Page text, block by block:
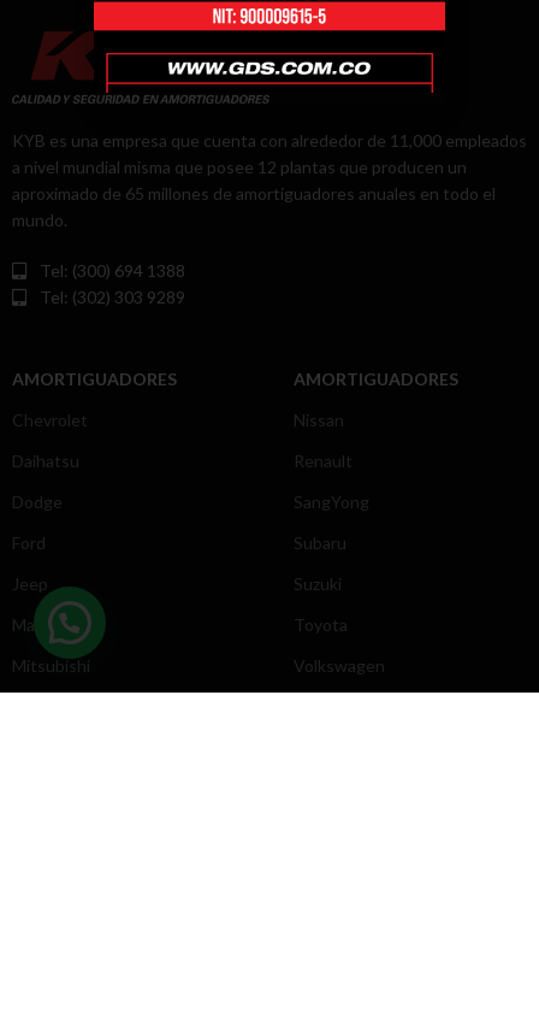
KYB es una empresa que cuenta con alrededor de 11,000 empleados
a nivel mundial misma que posee 12 plantas que producen un
aproximado de 65 millones de amortiguadores anuales en todo el
mundo.
Tel: (300) 694 1388
Tel: (302) 303 9289
AMORTIGUADORES
Chevrolet
Daihatsu
Dodge
Ford
Jeep
Mazda
Mitsubishi
AMORTIGUADORES
Nissan
Renault
SangYong
Subaru
Suzuki
Toyota
Volkswagen